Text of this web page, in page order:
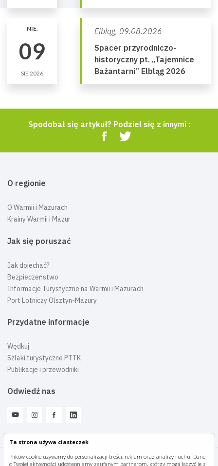
Ta strona używa ciasteczek
Plików cookie używamy do personalizacji treści, reklam oraz analizy ruchu. Dane
o Twojej aktywności udostępniamy zaufanym partnerom, którzy mogą łączyć je z
NIE.
09
SIE 2026
Elbląg, 09.08.2026
Spacer przyrodniczo-
historyczny pt. „Tajemnice
Bażantarni” Elbląg 2026
Spodobał się artykuł? Podziel się z innymi :
O regionie
O Warmii i Mazurach
Krainy Warmii i Mazur
Jak się poruszać
Jak dojechać?
Bezpieczeństwo
Informacje Turystyczne na Warmii i Mazurach
Port Lotniczy Olsztyn-Mazury
Przydatne informacje
Wędkuj
Szlaki turystyczne PTTK
Publikacje i przewodniki
Odwiedź nas